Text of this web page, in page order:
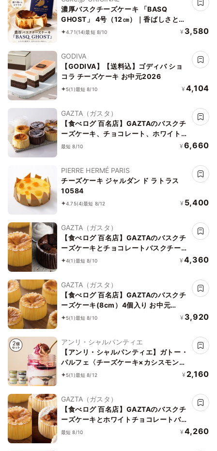
濃厚バスクチーズケーキ 「BASQ
GHOST」 4号（12㎝）｜香ばしさとと
ろける幻のくちどけ
4.71(14)最短 8/10 ¥ 3,580
GODIVA
【GODIVA】【送料込】ゴディバ ショ
コラ チーズケーキ お中元2026
5(1)最短 8/10 ¥ 4,104
GAZTA（ガスタ）
【食べログ 百名店】GAZTAのバスクチ
ーズケーキ、チョコレート、ホワイトチ
ョコレート 3種6個セット
最短 8/10 ¥ 6,660
PIERRE HERMÉ PARIS
チーズケーキ ジャルダン ド ラトラス
10584
4.75(4)最短 8/12 ¥ 5,400
GAZTA（ガスタ）
【食べログ 百名店】GAZTAのバスクチ
ーズケーキとチョコレートバスクチーズ
ケーキ 2種4個セット お中元2026
4(1)最短 8/10 ¥ 4,360
GAZTA（ガスタ）
【食べログ 百名店】GAZTAのバスクチ
ーズケーキ(8cm）4個入り お中元
2026
5(1)最短 8/10 ¥ 3,920
アンリ・シャルパンティエ
【アンリ・シャルパンティエ】ガトー・
パルフェ〈チーズケーキ×カシスモンブ
ラン〉
5(1)最短 8/12 ¥ 2,160
GAZTA（ガスタ）
【食べログ 百名店】GAZTAのバスクチ
ーズケーキとホワイトチョコレートバス
クチーズケーキ2種4個セット
最短 8/10 ¥ 4,260